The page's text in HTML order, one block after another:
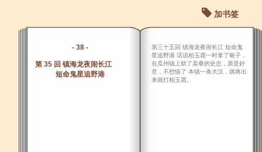
加书签
- 38 -
第 35 回 镇海龙夜闹长江
短命鬼星追野港
第三十五回 镇海龙夜闹长江 短命鬼
星追野港 话说柏玉霜一时拿了银子，
在瓜州镇上助了卖拳的史忠，原是好
意，不想恼了 本镇一条大汉，跳将出
来就打柏玉霜。